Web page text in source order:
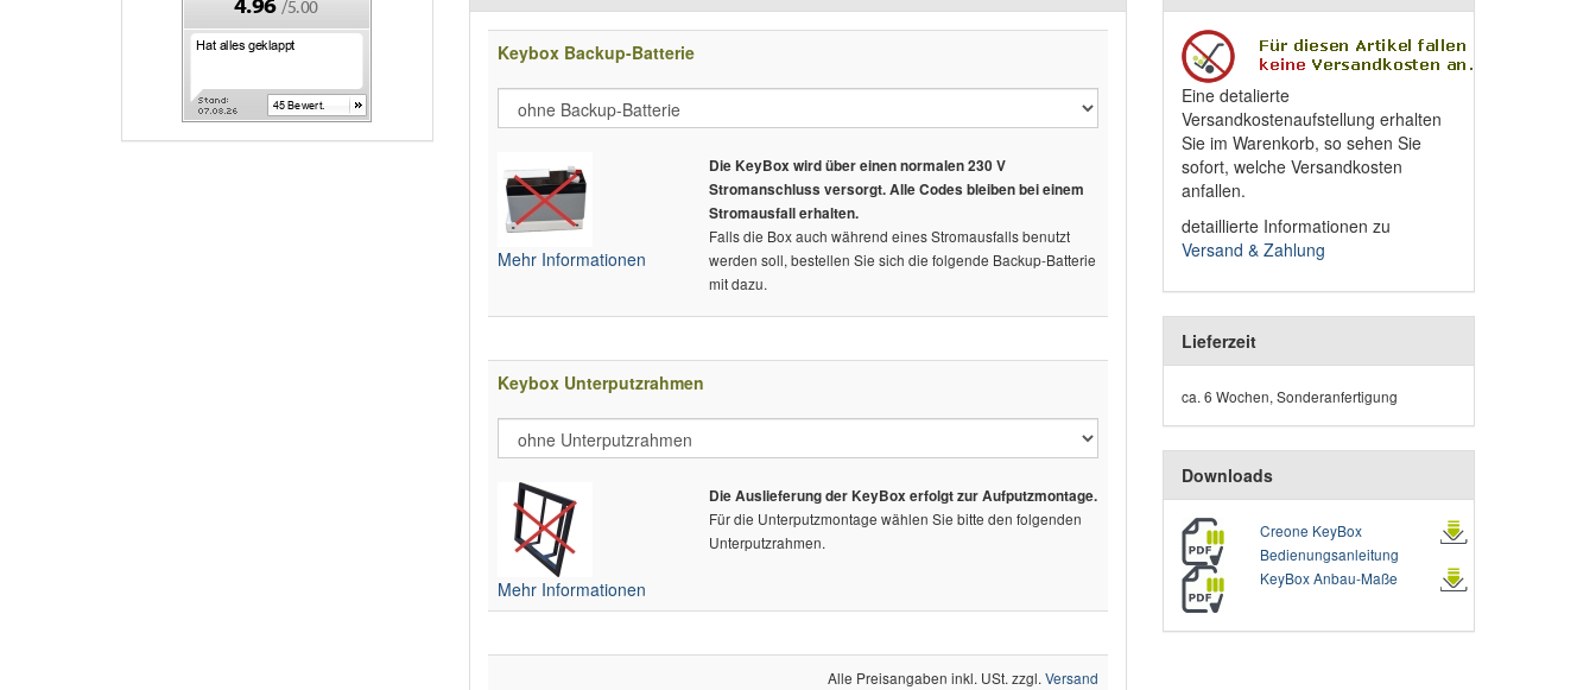
Keybox Backup-Batterie
Mehr Informationen
Die KeyBox wird über einen normalen 230 V
Stromanschluss versorgt. Alle Codes bleiben bei einem
Stromausfall erhalten.
Falls die Box auch während eines Stromausfalls benutzt
werden soll, bestellen Sie sich die folgende Backup-Batterie
mit dazu.
Keybox Unterputzrahmen
Mehr Informationen
Die Auslieferung der KeyBox erfolgt zur Aufputzmontage.
Für die Unterputzmontage wählen Sie bitte den folgenden
Unterputzrahmen.
Alle Preisangaben inkl. USt. zzgl. Versand
Eine detalierte
Versandkostenaufstellung erhalten
Sie im Warenkorb, so sehen Sie
sofort, welche Versandkosten
anfallen.
detaillierte Informationen zu
Versand & Zahlung
Lieferzeit
ca. 6 Wochen, Sonderanfertigung
Downloads
Creone KeyBox
Bedienungsanleitung
KeyBox Anbau-Maße